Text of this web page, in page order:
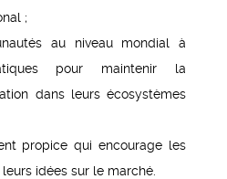
;
au niveau mondial à
pour maintenir la
dans leurs écosystèmes
propice qui encourage les
idées sur le marché.